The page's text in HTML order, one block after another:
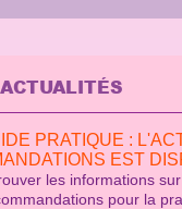
PRATIQUE :
EST
les informations
pour la